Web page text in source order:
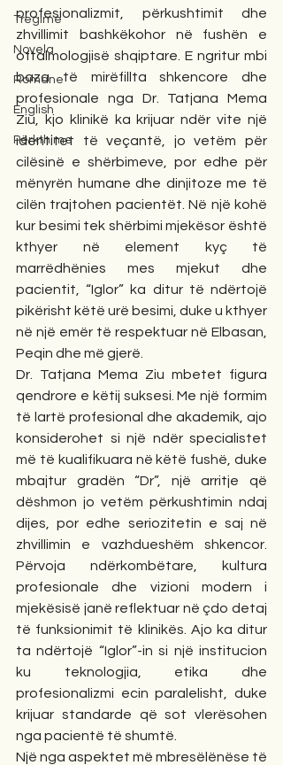
Tregime
Novela
Romane
English
Përkthime
profesionalizmit, përkushtimit dhe
zhvillimit bashkëkohor në fushën e
oftalmologjisë shqiptare. E ngritur mbi
baza të mirëfillta shkencore dhe
profesionale nga Dr. Tatjana Mema
Ziu, kjo klinikë ka krijuar ndër vite një
identitet të veçantë, jo vetëm për
cilësinë e shërbimeve, por edhe për
mënyrën humane dhe dinjitoze me të
cilën trajtohen pacientët. Në një kohë
kur besimi tek shërbimi mjekësor është
kthyer në element kyç të
marrëdhënies mes mjekut dhe
pacientit, “Iglor” ka ditur të ndërtojë
pikërisht këtë urë besimi, duke u kthyer
në një emër të respektuar në Elbasan,
Peqin dhe më gjerë.
Dr. Tatjana Mema Ziu mbetet figura
qendrore e këtij suksesi. Me një formim
të lartë profesional dhe akademik, ajo
konsiderohet si një ndër specialistet
më të kualifikuara në këtë fushë, duke
mbajtur gradën “Dr”, një arritje që
dëshmon jo vetëm përkushtimin ndaj
dijes, por edhe seriozitetin e saj në
zhvillimin e vazhdueshëm shkencor.
Përvoja ndërkombëtare, kultura
profesionale dhe vizioni modern i
mjekësisë janë reflektuar në çdo detaj
të funksionimit të klinikës. Ajo ka ditur
ta ndërtojë “Iglor”-in si një institucion
ku teknologjia, etika dhe
profesionalizmi ecin paralelisht, duke
krijuar standarde që sot vlerësohen
nga pacientë të shumtë.
Një nga aspektet më mbresëlënëse të